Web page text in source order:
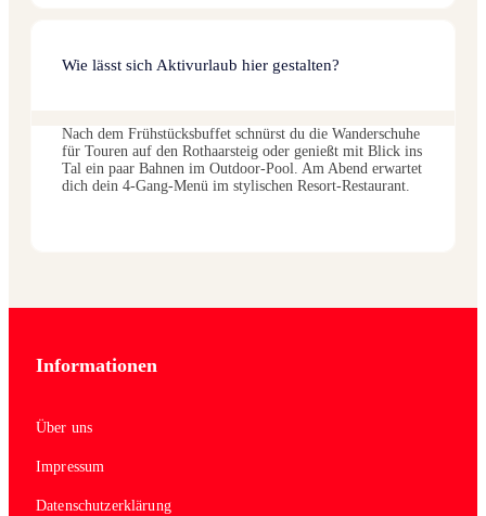
Wie lässt sich Aktivurlaub hier gestalten?
Nach dem Frühstücksbuffet schnürst du die Wanderschuhe
für Touren auf den Rothaarsteig oder genießt mit Blick ins
Tal ein paar Bahnen im Outdoor-Pool. Am Abend erwartet
dich dein 4-Gang-Menü im stylischen Resort-Restaurant.
Informationen
Über uns
Impressum
Datenschutzerklärung